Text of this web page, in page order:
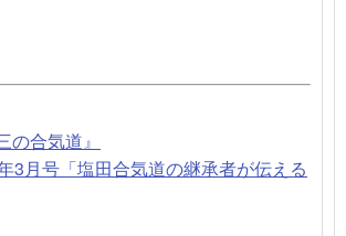
の合気道』
3月号「塩田合気道の継承者が伝える